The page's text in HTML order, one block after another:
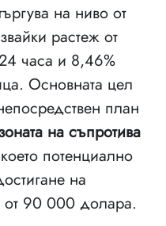
на ниво от
растеж от
часа и 8,46%
Основната цел
план
на съпротива
потенциално
на
от 90 000 долара.